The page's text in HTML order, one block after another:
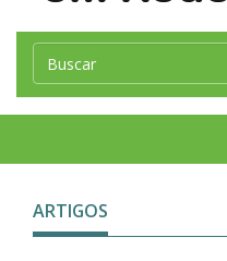
ARTIGOS